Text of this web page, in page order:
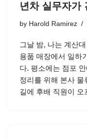
년차 실무자가
by Harold Ramirez
그날 밤, 나는 계산
용품 매장에서 일하
다. 평소에는 점포
정리를 위해 본사
길에 후배 직원이